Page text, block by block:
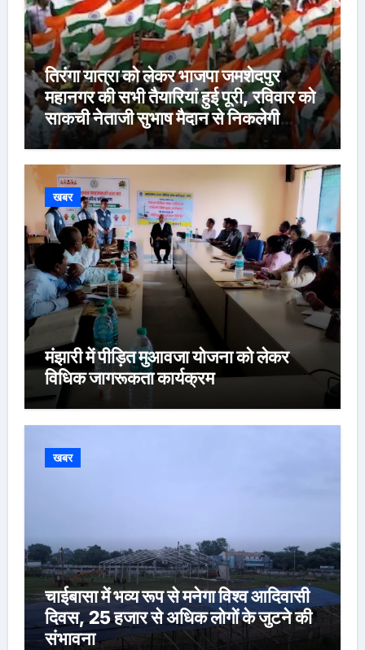
तिरंगा यात्रा को लेकर भाजपा जमशेदपुर
महानगर की सभी तैयारियां हुई पूरी, रविवार को
साकची नेताजी सुभाष मैदान से निकलेगी
विशाल तिरंगा यात्रा
खबर
मंझारी में पीड़ित मुआवजा योजना को लेकर
विधिक जागरूकता कार्यक्रम
खबर
चाईबासा में भव्य रूप से मनेगा विश्व आदिवासी
दिवस, 25 हजार से अधिक लोगों के जुटने की
संभावना